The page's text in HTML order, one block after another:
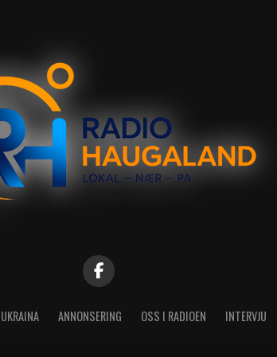
UKRAINA ANNONSERING OSS I RADIOEN INTERVJU